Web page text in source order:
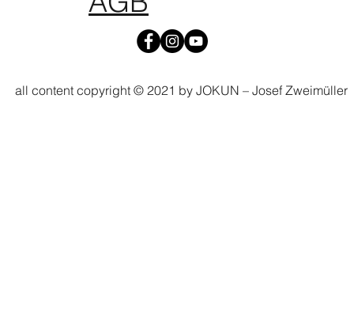
all content copyright © 2021 by JOKUN – Josef Zweimüller